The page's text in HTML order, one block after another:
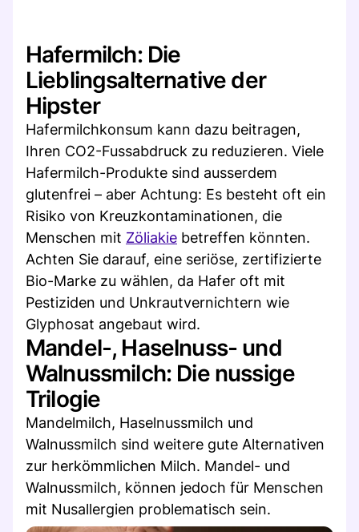
Hafermilch: Die
Lieblingsalternative der
Hipster
Hafermilchkonsum kann dazu beitragen,
Ihren CO2-Fussabdruck zu reduzieren. Viele
Hafermilch-Produkte sind ausserdem
glutenfrei – aber Achtung: Es besteht oft ein
Risiko von Kreuzkontaminationen, die
Menschen mit Zöliakie betreffen könnten.
Achten Sie darauf, eine seriöse, zertifizierte
Bio-Marke zu wählen, da Hafer oft mit
Pestiziden und Unkrautvernichtern wie
Glyphosat angebaut wird.
Mandel-, Haselnuss- und
Walnussmilch: Die nussige
Trilogie
Mandelmilch, Haselnussmilch und
Walnussmilch sind weitere gute Alternativen
zur herkömmlichen Milch. Mandel- und
Walnussmilch, können jedoch für Menschen
mit Nusallergien problematisch sein.